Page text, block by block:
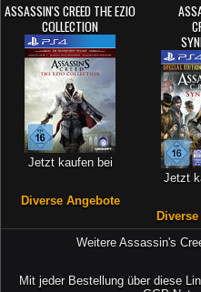
ASSASSIN'S CREED THE EZIO
COLLECTION
Jetzt kaufen bei
Diverse Angebote
Jetzt
Weitere Assassin's
Mit jeder Bestellung über diese